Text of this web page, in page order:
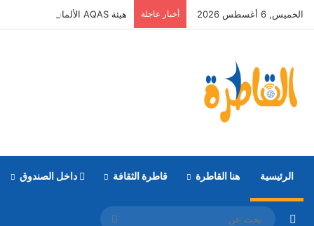
الخميس, 6 أغسطس 2026 أخبار عاجلة هيئة AQAS الألمانية تمنح برامج الإعلام بالأكاديمية العربية الاعتماد غير المشروط وفق المعايير الأوروبية
الرئيسية هنا القاطرة قاطرة الثقافة داخل الصندوق
مقال عشوائي
بحث